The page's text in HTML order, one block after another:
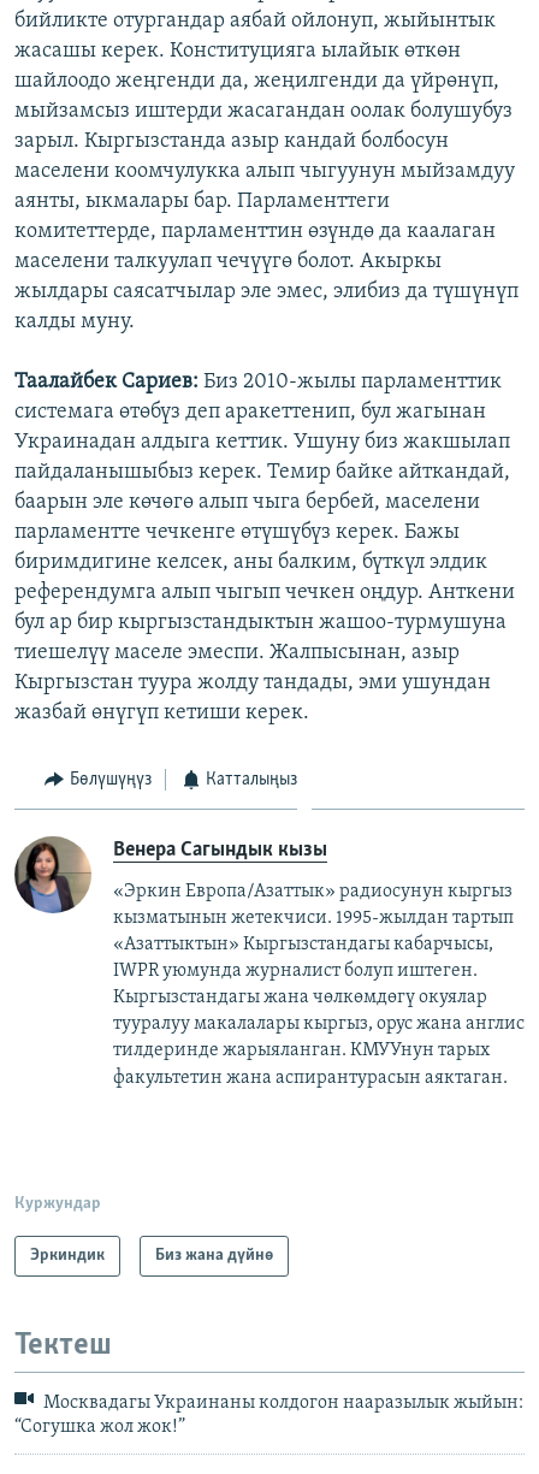
бийликте отургандар аябай ойлонуп, жыйынтык
жасашы керек. Конституцияга ылайык өткөн
шайлоодо жеңгенди да, жеңилгенди да үйрөнүп,
мыйзамсыз иштерди жасагандан оолак болушубуз
зарыл. Кыргызстанда азыр кандай болбосун
маселени коомчулукка алып чыгуунун мыйзамдуу
аянты, ыкмалары бар. Парламенттеги
комитеттерде, парламенттин өзүндө да каалаган
маселени талкуулап чечүүгө болот. Акыркы
жылдары саясатчылар эле эмес, элибиз да түшүнүп
калды муну.
Таалайбек Сариев: Биз 2010-жылы парламенттик
системага өтөбүз деп аракеттенип, бул жагынан
Украинадан алдыга кеттик. Ушуну биз жакшылап
пайдаланышыбыз керек. Темир байке айткандай,
баарын эле көчөгө алып чыга бербей, маселени
парламентте чечкенге өтүшүбүз керек. Бажы
биримдигине келсек, аны балким, бүткүл элдик
референдумга алып чыгып чечкен оңдур. Анткени
бул ар бир кыргызстандыктын жашоо-турмушуна
тиешелүү маселе эмеспи. Жалпысынан, азыр
Кыргызстан туура жолду тандады, эми ушундан
жазбай өнүгүп кетиши керек.
Бөлүшүңүз Катталыңыз
Венера Сагындык кызы
«Эркин Европа/Азаттык» радиосунун кыргыз
кызматынын жетекчиси. 1995-жылдан тартып
«Азаттыктын» Кыргызстандагы кабарчысы,
IWPR уюмунда журналист болуп иштеген.
Кыргызстандагы жана чөлкөмдөгү окуялар
тууралуу макалалары кыргыз, орус жана англис
тилдеринде жарыяланган. КМУУнун тарых
факультетин жана аспирантурасын аяктаган.​
Куржундар
Эркиндик Биз жана дүйнө
Тектеш
Москвадагы Украинаны колдогон нааразылык жыйын:
“Согушка жол жок!”